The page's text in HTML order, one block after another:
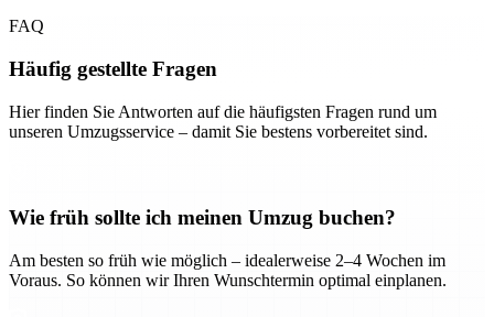
FAQ
Häufig gestellte Fragen
Hier finden Sie Antworten auf die häufigsten Fragen rund um
unseren Umzugsservice – damit Sie bestens vorbereitet sind.
Wie früh sollte ich meinen Umzug buchen?
Am besten so früh wie möglich – idealerweise 2–4 Wochen im
Voraus. So können wir Ihren Wunschtermin optimal einplanen.